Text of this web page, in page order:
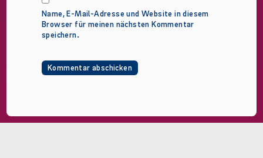
Name, E-Mail-Adresse und Website in diesem
Browser für meinen nächsten Kommentar
speichern.